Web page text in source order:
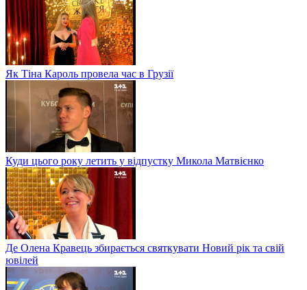
Як Тіна Кароль провела час в Грузії
Куди цього року летить у відпустку Микола Матвієнко
Де Олена Кравець збирається святкувати Новий рік та свій
ювілей